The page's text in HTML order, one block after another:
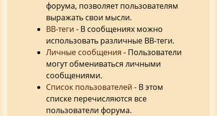
форума, позволяет пользователям
выражать свои мысли.
BB-теги - В сообщениях можно
использовать различные BB-теги.
Личные сообщения - Пользователи
могут обмениваться личными
сообщениями.
Список пользователей - В этом
списке перечисляются все
пользователи форума.